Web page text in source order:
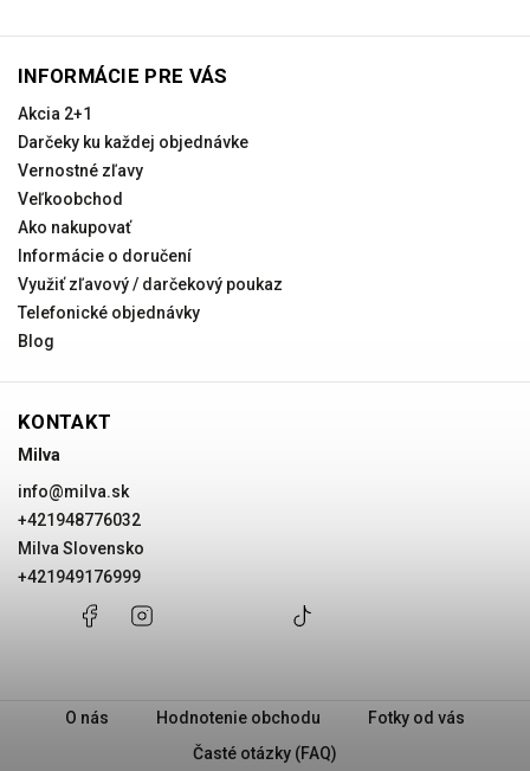
INFORMÁCIE PRE VÁS
Akcia 2+1
Darčeky ku každej objednávke
Vernostné zľavy
Veľkoobchod
Ako nakupovať
Informácie o doručení
Využiť zľavový / darčekový poukaz
Telefonické objednávky
Blog
KONTAKT
Milva
info@milva.sk
+421948776032
Milva Slovensko
+421949176999
+421948776032
Facebook
Slovensko
+421949176999
O nás Hodnotenie obchodu
Fotky od vás
Časté otázky (FAQ)